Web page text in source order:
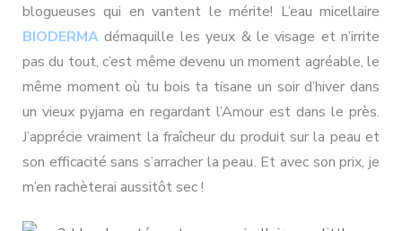
blogueuses qui en vantent le mérite! L’eau micellaire
BIODERMA démaquille les yeux & le visage et n’irrite
pas du tout, c’est même devenu un moment agréable, le
même moment où tu bois ta tisane un soir d’hiver dans
un vieux pyjama en regardant l’Amour est dans le près.
J’apprécie vraiment la fraîcheur du produit sur la peau et
son efficacité sans s’arracher la peau. Et avec son prix, je
m’en rachèterai aussitôt sec !